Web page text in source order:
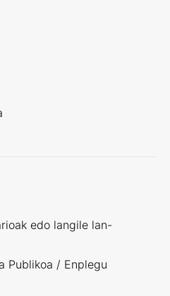
edo langile lan-
Publikoa / Enplegu